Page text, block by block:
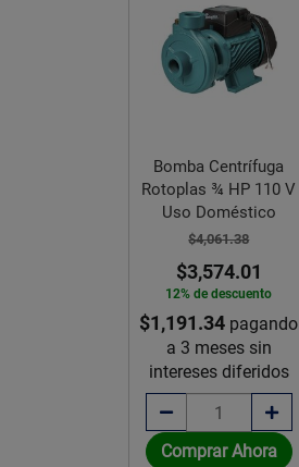
Bomba Centrífuga
Rotoplas ¾ HP 110 V
Uso Doméstico
$4,061.38
$3,574.01
12% de descuento
$1,191.34 pagando
a 3 meses sin
intereses diferidos
Comprar Ahora